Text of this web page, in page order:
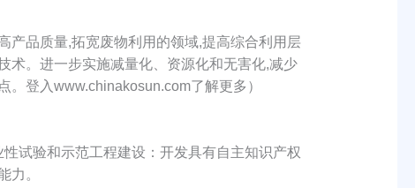
产品质量,拓宽废物利用的领域,提高综合利用层
术。进一步实施减量化、资源化和无害化,减少
登入www.chinakosun.com了解更多）
试验和示范工程建设：开发具有自主知识产权
力。